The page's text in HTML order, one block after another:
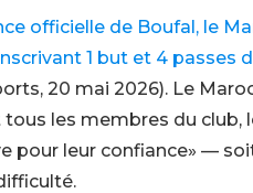
officielle de Boufal, le
1 but et 4 passes
20 mai 2026). Le
les membres du club,
pour leur confiance» —